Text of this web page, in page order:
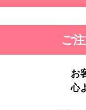
ご
お
心